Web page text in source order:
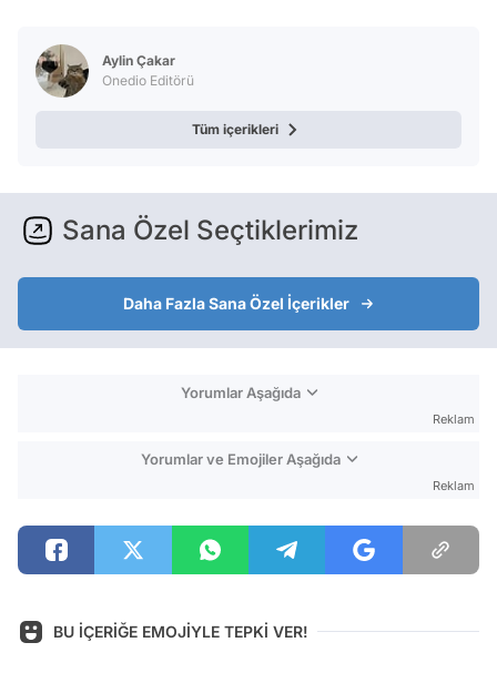
Aylin Çakar
Onedio Editörü
Tüm içerikleri
Sana Özel Seçtiklerimiz
Daha Fazla Sana Özel İçerikler
Yorumlar Aşağıda
Reklam
Yorumlar ve Emojiler Aşağıda
Reklam
BU İÇERİĞE EMOJİYLE TEPKİ VER!